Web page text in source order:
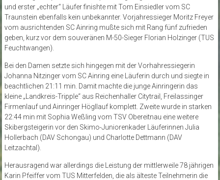
und erster „echter“ Läufer finishte mit Tom Einsiedler vom SC
Traunstein ebenfalls kein unbekannter. Vorjahressieger Moritz Freyer
vom ausrichtenden SC Ainring mußte sich mit Rang fünf zufrieden
geben, kurz vor dem souveränen M-50-Sieger Florian Holzinger (TUS
Feuchtwangen).
Bei den Damen setzte sich hingegen mit der Vorhahressiegerin
Johanna Nitzinger vom SC Ainring eine Läuferin durch und siegte in
beachtlichen 21:11 min. Damit machte die junge Ainringerin das
kleine „Landkreis-Tripple“ aus Reichenhaller Citytrail, Freilassinger
Firmenlauf und Ainringer Högllauf komplett. Zweite wurde in starken
22:44 min mit Sophia Weßling vom TSV Obereitnau eine weitere
Skibergsteigerin vor den Skimo-Juniorenkader Läuferinnen Julia
Hollerbach (DAV Schongau) und Charlotte Dettmann (DAV
Leitzachtal).
Herausragend war allerdings die Leistung der mittlerweile 78 jährigen
Karin Pfeiffer vom TUS Mitterfelden, die als älteste Teilnehmerin die